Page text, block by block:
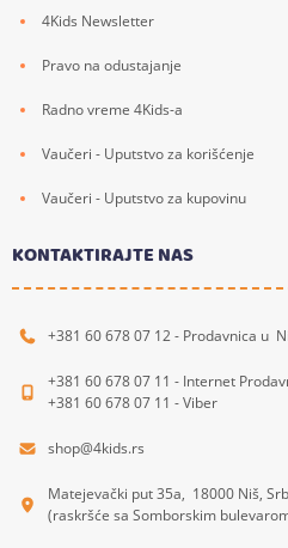
4Kids Newsletter
Pravo na odustajanje
Radno vreme 4Kids-a
Vaučeri - Uputstvo za korišćenje
Vaučeri - Uputstvo za kupovinu
KONTAKTIRAJTE NAS
+381 60 678 07 12 - Prodavnica u
+381 60 678 07 11 - Internet
+381 60 678 07 11 - Viber
shop@4kids.rs
Matejevački put 35a, 18000 Niš,
(raskršće sa Somborskim